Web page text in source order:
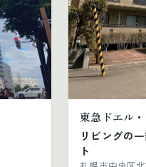
東急ドエル
リビングの
ト